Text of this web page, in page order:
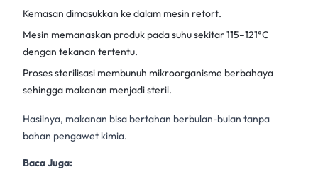
Kemasan dimasukkan ke dalam mesin retort.
Mesin memanaskan produk pada suhu sekitar 115–121°C
dengan tekanan tertentu.
Proses sterilisasi membunuh mikroorganisme berbahaya
sehingga makanan menjadi steril.
Hasilnya, makanan bisa bertahan berbulan-bulan tanpa
bahan pengawet kimia.
Baca Juga: